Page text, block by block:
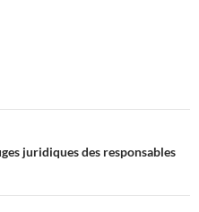
juridiques des responsables